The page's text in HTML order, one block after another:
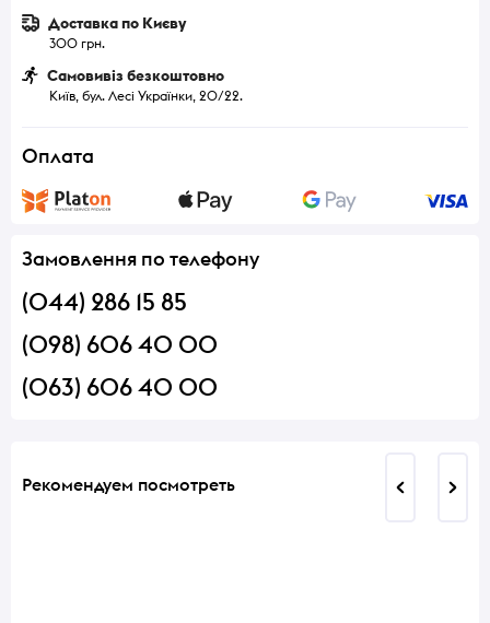
Доставка по Києву
300 грн.
Самовивіз безкоштовно
Київ, бул. Лесі Українки, 20/22.
Оплата
Замовлення по телефону
(044) 286 15 85
(098) 606 40 00
(063) 606 40 00
Рекомендуем посмотреть